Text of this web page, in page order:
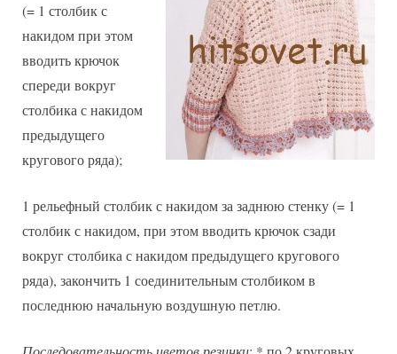
(= 1 столбик с
накидом при этом
вводить крючок
спереди вокруг
столбика с накидом
предыдущего
кругового ряда);
1 рельефный столбик с накидом за заднюю стенку (= 1
столбик с накидом, при этом вводить крючок сзади
вокруг столбика с накидом предыдущего кругового
ряда), закончить 1 соединительным столбиком в
последнюю начальную воздушную петлю.